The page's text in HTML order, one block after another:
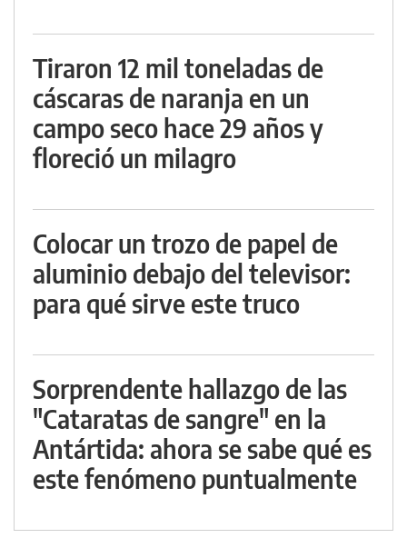
Tiraron 12 mil toneladas de
cáscaras de naranja en un
campo seco hace 29 años y
floreció un milagro
Colocar un trozo de papel de
aluminio debajo del televisor:
para qué sirve este truco
Sorprendente hallazgo de las
"Cataratas de sangre" en la
Antártida: ahora se sabe qué es
este fenómeno puntualmente